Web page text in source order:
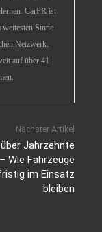
CarPR ist
Sinne
Netzwerk.
auf über 41
Nächster Artikel
Jahrzehnte
– Wie Fahrzeuge
im Einsatz
bleiben